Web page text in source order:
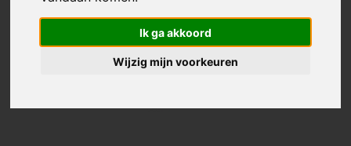
Ik ga akkoord
Wijzig mijn voorkeuren